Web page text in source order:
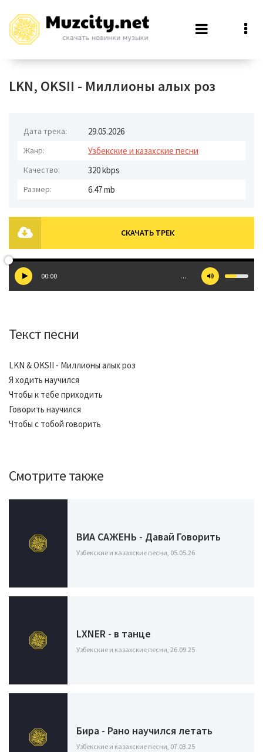
LKN, OKSII - Миллионы алых роз
Дата трека: 29.05.2026
Жанр: Узбекские и казахские песни
Качество: 320 kbps
Размер: 6.47 mb
СКАЧАТЬ ТРЕК
00:00 …
Текст песни
LKN & OKSII - Миллионы алых роз
Я ходить научился
Чтобы к тебе приходить
Говорить научился
Чтобы с тобой говорить
Смотрите также
ВИА САЖЕНЬ - Давай Говорить
Узбекские и казахские песни, 05.05.26
LXNER - в танце
Узбекские и казахские песни, 26.09.25
Бира - Рано научился летать
Узбекские и казахские песни, 07.03.25